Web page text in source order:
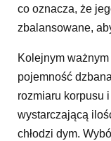
co oznacza, że
zbalansowane,
Kolejnym
pojemność
rozmiaru korpusu
wystarczającą
chłodzi dym.